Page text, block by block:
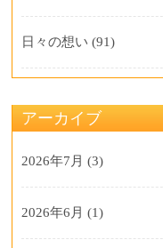
日々の想い (91)
アーカイブ
2026年7月 (3)
2026年6月 (1)